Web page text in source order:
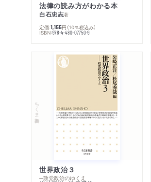
法律の読み方がわかる本
白石忠志著
定価:1,155円 （10％税込み）
ISBN:978-4-480-07750-9
ちくま新書
世界政治３
─政党政治のゆくえ